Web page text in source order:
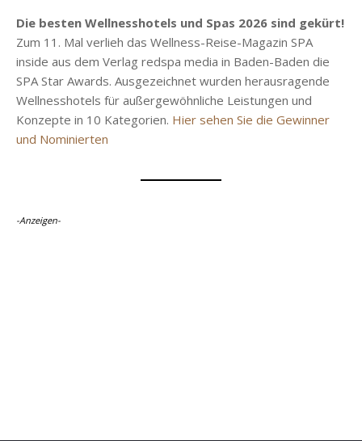
Die besten Wellnesshotels und Spas 2026 sind gekürt!
Zum 11. Mal verlieh das Wellness-Reise-Magazin SPA
inside aus dem Verlag redspa media in Baden-Baden die
SPA Star Awards. Ausgezeichnet wurden herausragende
Wellnesshotels für außergewöhnliche Leistungen und
Konzepte in 10 Kategorien. Hier sehen Sie die Gewinner
und Nominierten
-Anzeigen-